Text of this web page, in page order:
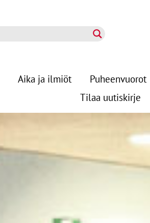
Aika ja ilmiöt Puheenvuorot
Tilaa uutiskirje